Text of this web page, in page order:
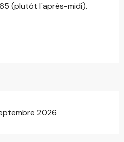
(plutôt l'après-midi).
2026